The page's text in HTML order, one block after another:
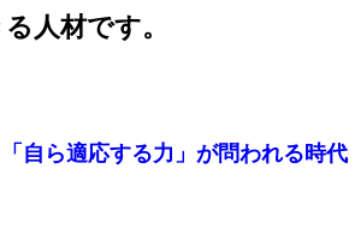
人材です。
自ら適応する力」が問われる時代